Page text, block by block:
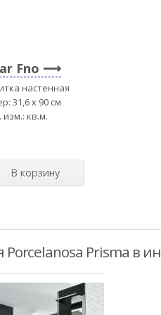
Fno
настенная
31,6 x 90 см
изм.: кв.м.
Porcelanosa Prisma в